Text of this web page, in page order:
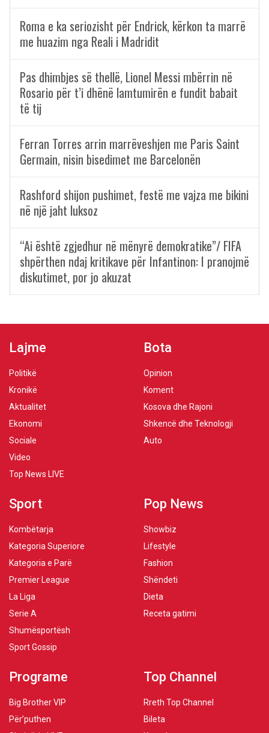
Roma e ka seriozisht për Endrick, kërkon ta marrë
me huazim nga Reali i Madridit
Pas dhimbjes së thellë, Lionel Messi mbërrin në
Rosario për t’i dhënë lamtumirën e fundit babait
të tij
Ferran Torres arrin marrëveshjen me Paris Saint
Germain, nisin bisedimet me Barcelonën
Rashford shijon pushimet, festë me vajza me bikini
në një jaht luksoz
“Ai është zgjedhur në mënyrë demokratike”/ FIFA
shpërthen ndaj kritikave për Infantinon: I pranojmë
diskutimet, por jo akuzat
Lajme
Politikë
Kronikë
Aktualitet
Ekonomi
Sociale
Video
Top News LIVE
Bota
Opinion
Koment
Kosova dhe Rajoni
Shkencë dhe Teknologji
Auto
Sport
Kombëtarja
Kategoria Superiore
Kategoria e Parë
Premier League
La Liga
Serie A
Shumësportësh
Sport Gossip
Pop News
Showbiz
Lifestyle
Fashion
Shëndeti
Dieta
Receta gatimi
Programe
Big Brother VIP
Për’puthen
Top Channel
Rreth Top Channel
Bileta